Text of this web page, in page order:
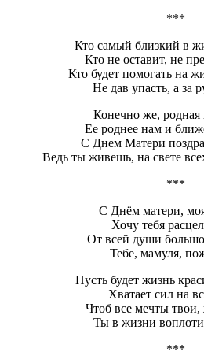
***
Кто самый близкий в
Кто не оставит, не
Кто будет помогать на
Не дав упасть, а за
Конечно же, родная
Ее роднее нам и
С Днем Матери
Ведь ты живешь, на свете
***
С Днём матери,
Хочу тебя
От всей души
Тебе, мамуля,
Пусть будет жизнь
Хватает сил на
Чтоб все мечты
Ты в жизни
***